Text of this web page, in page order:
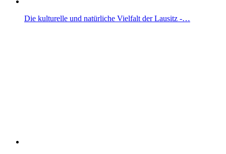
Die kulturelle und natürliche Vielfalt der Lausitz -…